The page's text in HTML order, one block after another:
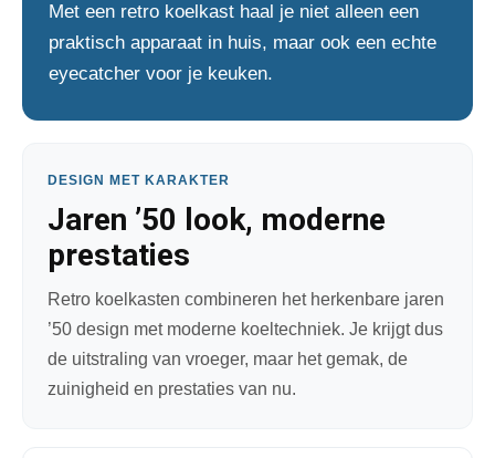
Met een retro koelkast haal je niet alleen een
praktisch apparaat in huis, maar ook een echte
eyecatcher voor je keuken.
DESIGN MET KARAKTER
Jaren ’50 look, moderne
prestaties
Retro koelkasten combineren het herkenbare jaren
’50 design met moderne koeltechniek. Je krijgt dus
de uitstraling van vroeger, maar het gemak, de
zuinigheid en prestaties van nu.